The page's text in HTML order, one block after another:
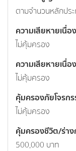
ตามจำนวนหลักปร
ความเสียหายเนื่
ไม่คุ้มครอง
ความเสียหายเนื่
ไม่คุ้มครอง
คุ้มครองภัยโจรก
ไม่คุ้มครอง
คุ้มครองชีวิต/ร่า
500,000 บาท